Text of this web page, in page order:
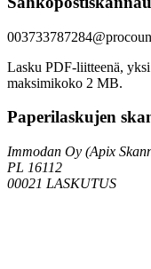
Lasku PDF-liitteenä,
maksimikoko 2 MB.
Paperilaskujen
Immodan Oy (Apix
PL 16112
00021 LASKUTUS